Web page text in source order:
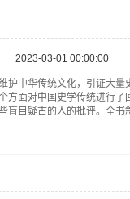
2023-03-01 00:00:00
护中华传统文化，引证大
方面对中国史学传统进行
盲目疑古的人的批评。全书